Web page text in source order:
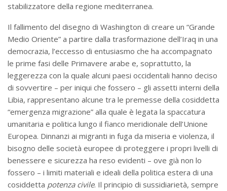
stabilizzatore della regione mediterranea.
Il fallimento del disegno di Washington di creare un “Grande
Medio Oriente” a partire dalla trasformazione dell’Iraq in una
democrazia, l’eccesso di entusiasmo che ha accompagnato
le prime fasi delle Primavere arabe e, soprattutto, la
leggerezza con la quale alcuni paesi occidentali hanno deciso
di sovvertire – per iniqui che fossero – gli assetti interni della
Libia, rappresentano alcune tra le premesse della cosiddetta
“emergenza migrazione” alla quale è legata la spaccatura
umanitaria e politica lungo il fianco meridionale dell’Unione
Europea. Dinnanzi ai migranti in fuga da miseria e violenza, il
bisogno delle società europee di proteggere i propri livelli di
benessere e sicurezza ha reso evidenti – ove già non lo
fossero – i limiti materiali e ideali della politica estera di una
cosiddetta potenza civile. Il principio di sussidiarietà, sempre